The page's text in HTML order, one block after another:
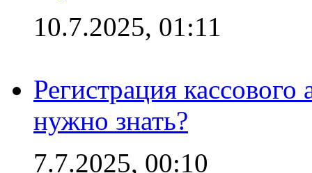
10.7.2025, 01:11
Регистрация кассового
нужно знать?
7.7.2025, 00:10